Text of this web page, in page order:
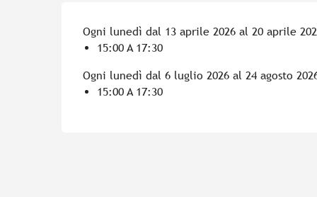
Ogni lunedì dal 13 aprile 2026 al 20 aprile
15:00 A 17:30
Ogni lunedì dal 6 luglio 2026 al 24 agosto
15:00 A 17:30